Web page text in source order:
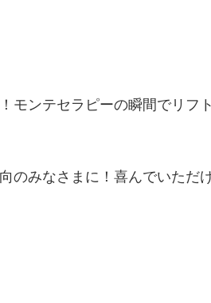
ンテセラピーの瞬間でリフ
のみなさまに！喜んでいただ